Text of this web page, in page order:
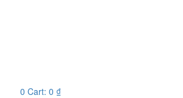
0 Cart: 0 ₫